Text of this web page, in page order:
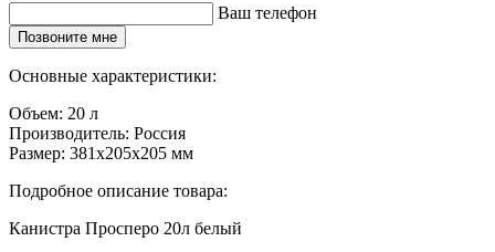
Ваш телефон
Позвоните мне
Основные характеристики:
Объем: 20 л
Производитель: Россия
Размер: 381х205х205 мм
Подробное описание товара:
Канистра Просперо 20л белый